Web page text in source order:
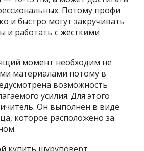
Потому профи
и быстро могут закручивать
и работать с жесткими
момент необходим не
материалами потому в
возможность
усилия. Для этого
Он выполнен в виде
которое расположено за